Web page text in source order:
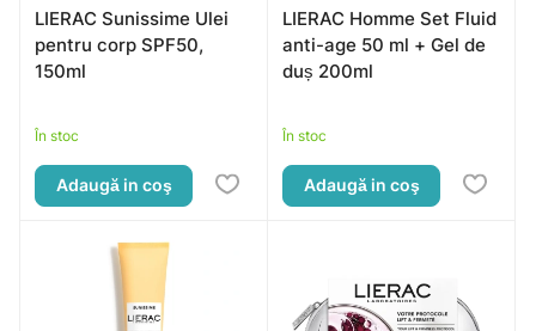
LIERAC Sunissime Ulei
pentru corp SPF50,
150ml
În stoc
Adaugă in coş
LIERAC Homme Set Fluid
anti-age 50 ml + Gel de
duș 200ml
În stoc
Adaugă in coş